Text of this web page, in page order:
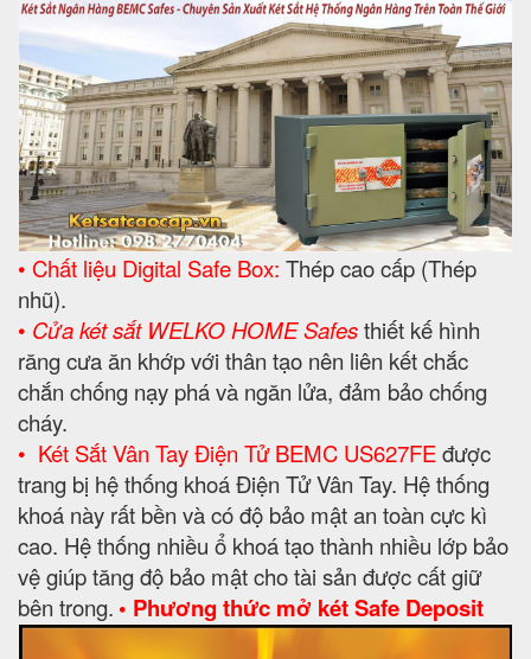
• Chất liệu Digital Safe Box: Thép cao cấp (Thép
nhũ).
• Cửa két sắt WELKO HOME Safesthiết kế hình
răng cưa ăn khớp với thân tạo nên liên kết chắc
chắn chống nạy phá và ngăn lửa, đảm bảo chống
cháy.
• Két SắtVân Tay Điện Tử BEMC US627FEđược
trang bị hệ thống khoá Điện Tử Vân Tay. Hệ thống
khoá này rất bền và có độ bảo mật an toàn cực kì
cao. Hệ thống nhiều ổ khoá tạo thành nhiều lớp bảo
vệ giúp tăng độ bảo mật cho tài sản được cất giữ
bên trong. • Phương thức mở két Safe Deposit